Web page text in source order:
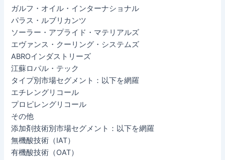
ガルフ・オイル・インターナショナル
パラス・ルブリカンツ
ソーラー・アプライド・マテリアルズ
エヴァンス・クーリング・システムズ
ABROインダストリーズ
江蘇ロパル・テック
タイプ別市場セグメント：以下を網羅
エチレングリコール
プロピレングリコール
その他
添加剤技術別市場セグメント：以下を網羅
無機酸技術（IAT）
有機酸技術（OAT）